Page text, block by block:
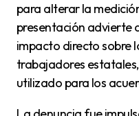
para alterar la
presentación advierte
impacto directo sobre
trabajadores
utilizado para los